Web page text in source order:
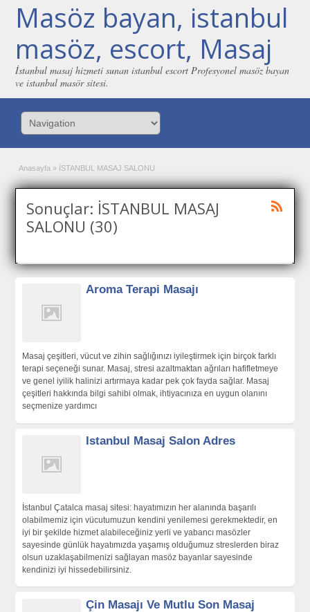
Masöz bayan, istanbul
masöz, escort, Masaj
İstanbul masaj hizmeti sunan istanbul escort Profesyonel masöz bayan
ve istanbul masör sitesi.
Anasayfa » İSTANBUL MASAJ SALONU
Sonuçlar: İSTANBUL MASAJ
SALONU (30)
Aroma Terapi Masajı
Masaj çeşitleri, vücut ve zihin sağlığınızı iyileştirmek için birçok farklı
terapi seçeneği sunar. Masaj, stresi azaltmaktan ağrıları hafifletmeye
ve genel iyilik halinizi artırmaya kadar pek çok fayda sağlar. Masaj
çeşitleri hakkında bilgi sahibi olmak, ihtiyacınıza en uygun olanını
seçmenize yardımcı
Istanbul Masaj Salon Adres
İstanbul Çatalca masaj sitesi: hayatımızın her alanında başarılı
olabilmemiz için vücutumuzun kendini yenilemesi gerekmektedir, en
iyi bir şekilde hizmet alabileceğiniz yerli ve yabancı masözler
sayesinde günlük hayatımızda yaşamış olduğumuz streslerden biraz
olsun uzaklaşabilmenizi sağlayan masöz bayanlar sayesinde
kendinizi iyi hissedebilirsiniz.
Çin Masajı Ve Mutlu Son Masaj